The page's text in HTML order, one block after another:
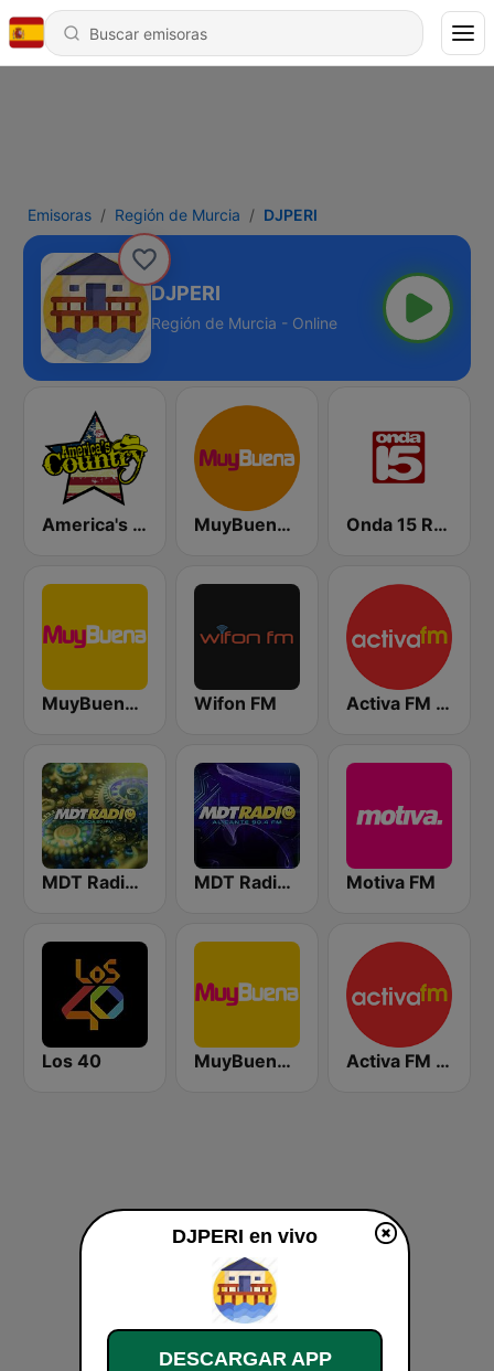
Emisoras Región de Murcia DJPERI
DJPERI
Región de Murcia - Online
America's Country MuyBuena - Alicante Onda 15 Radio
MuyBuena Benidorm Wifon FM Activa FM - Elche
MDT Radio Murcia MDT Radio Alicante Motiva FM
Los 40 MuyBuena Ibiza Activa FM - Alicante
DJPERI en vivo
DESCARGAR APP